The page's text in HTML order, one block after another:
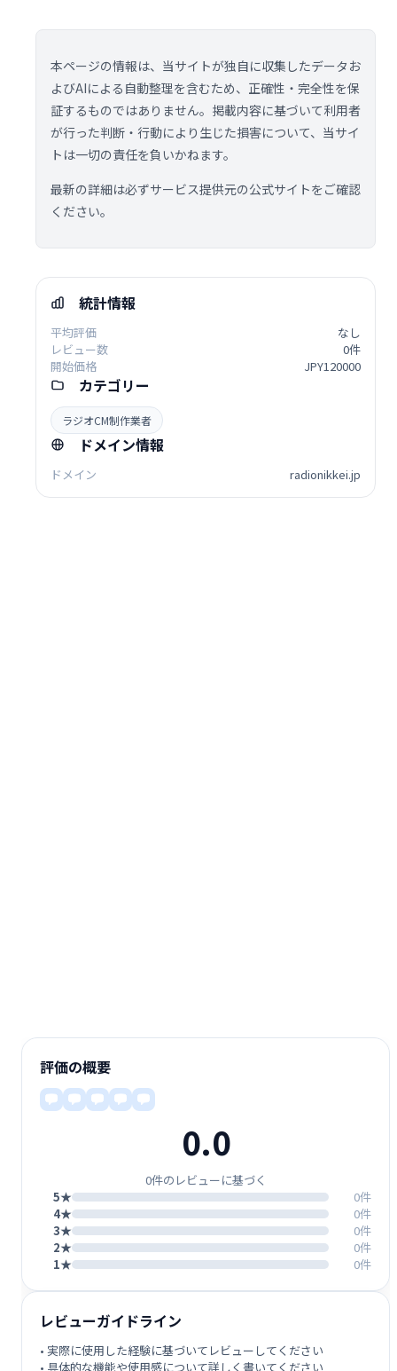
本ページの情報は、当サイトが独自に収集したデータお
よびAIによる自動整理を含むため、正確性・完全性を保
証するものではありません。掲載内容に基づいて利用者
が行った判断・行動により生じた損害について、当サイ
トは一切の責任を負いかねます。
最新の詳細は必ずサービス提供元の公式サイトをご確認
ください。
統計情報
平均評価
なし
レビュー数
0件
開始価格
JPY120000
カテゴリー
ラジオCM制作業者
ドメイン情報
ドメイン radionikkei.jp
評価の概要
0.0
0件のレビューに基づく
5★
0件
4★
0件
3★
0件
2★
0件
1★
0件
レビューガイドライン
• 実際に使用した経験に基づいてレビューしてください
• 具体的な機能や使用感について詳しく書いてください